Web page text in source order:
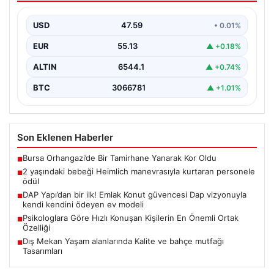
06/08/2026
05/08/2026
2 yaşındaki bebeği Heimlich manevrasıyla kurtaran
personele ödül
Son Eklenen Firmalar